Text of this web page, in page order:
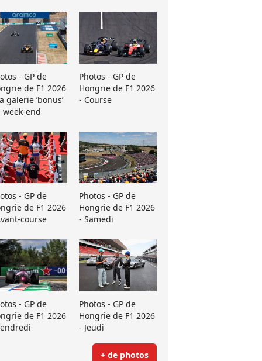
- GP de
de F1 2026
galerie ’bonus’
week-end
Photos - GP de
Hongrie de F1 2026
- Course
- GP de
de F1 2026
course
Photos - GP de
Hongrie de F1 2026
- Samedi
- GP de
de F1 2026
Photos - GP de
Hongrie de F1 2026
- Jeudi
+ de photos